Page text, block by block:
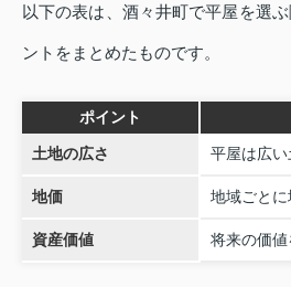
以下の表は、酒々井町で平屋を選
ントをまとめたものです。
ポイント
土地の広さ 平屋は広い
地価 地域ごとに
資産価値 将来の価値